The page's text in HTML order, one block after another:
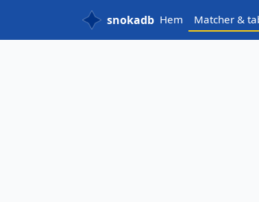
snokadb Hem Matcher &